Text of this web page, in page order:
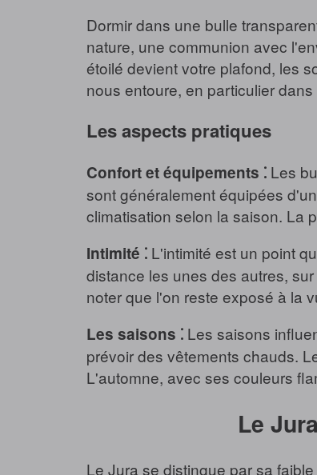
Dormir dans une bulle
nature, une communion avec
étoilé devient votre plafond, les
nous entoure, en particulier
Les aspects pratiques
Confort et équipements ⁚Les
sont généralement équipées
climatisation selon la saison. La
Intimité ⁚L'intimité est un point
distance les unes des autres,
noter que l'on reste exposé à la
Les saisons ⁚Les saisons
prévoir des vêtements chauds.
L'automne, avec ses couleurs
Le
Le Jura se distingue par sa